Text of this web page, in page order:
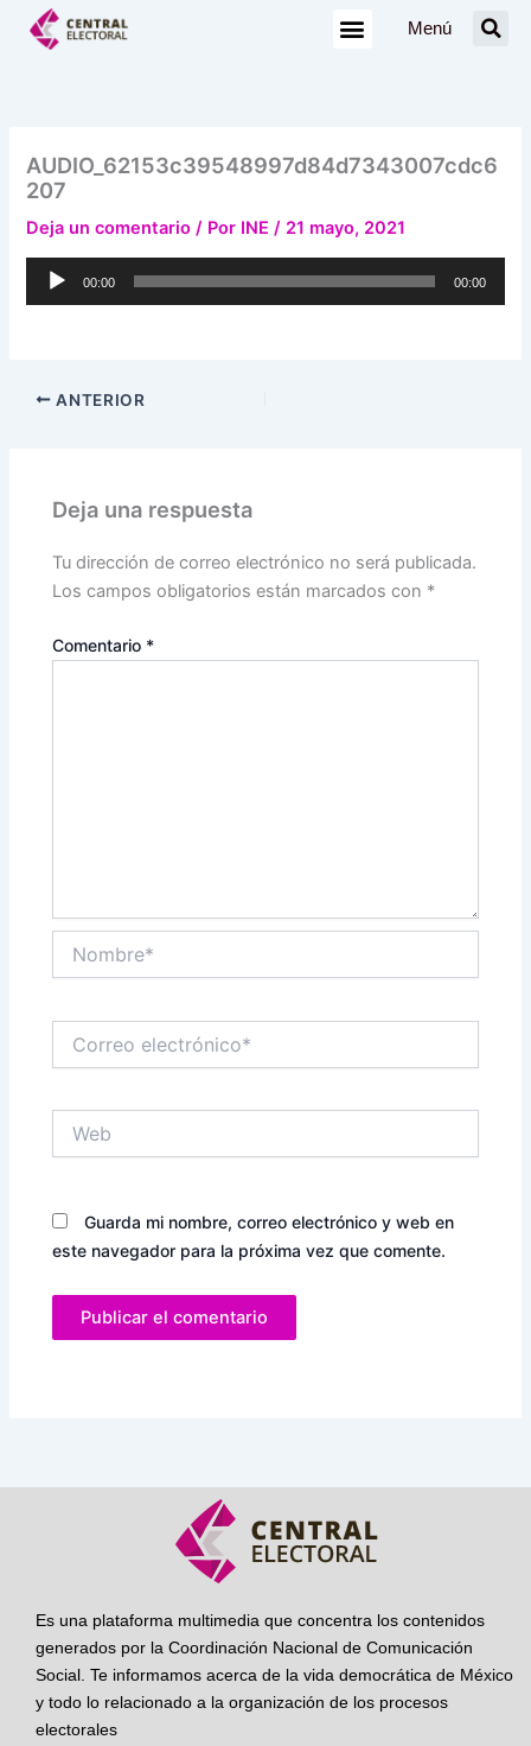
Menú
AUDIO_62153c39548997d84d7343007cdc6
207
Deja un comentario / Por INE/ 21 mayo, 2021
Reproductor
00:00 00:00
ANTERIOR
Deja una respuesta
Tu dirección de correo electrónico no será publicada.
Los campos obligatorios están marcados con *
Comentario *
electrónico*
Guarda mi nombre, correo electrónico y web en
este navegador para la próxima vez que comente.
Es una plataforma multimedia que concentra los contenidos
generados por la Coordinación Nacional de Comunicación
Social. Te informamos acerca de la vida democrática de México
y todo lo relacionado a la organización de los procesos
electorales